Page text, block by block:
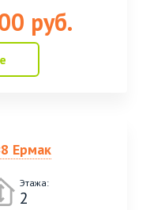
руб.
Ермак
Этажа:
2